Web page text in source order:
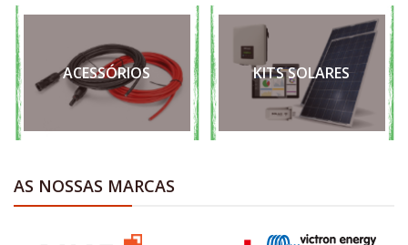
ACESSÓRIOS KITS SOLARES
AS NOSSAS MARCAS